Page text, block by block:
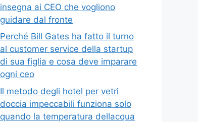
insegna ai CEO che vogliono
guidare dal fronte
Perché Bill Gates ha fatto il turno
al customer service della startup
di sua figlia e cosa deve imparare
ogni ceo
Il metodo degli hotel per vetri
doccia impeccabili funziona solo
quando la temperatura dellacqua